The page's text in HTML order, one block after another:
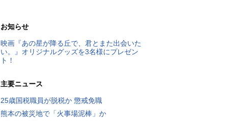
お知らせ
映画『あの星が降る丘で、君とまた出会いた
い。』オリジナルグッズを3名様にプレゼン
ト！
主要ニュース
25歳国税職員が脱税か 懲戒免職
熊本の被災地で「火事場泥棒」か